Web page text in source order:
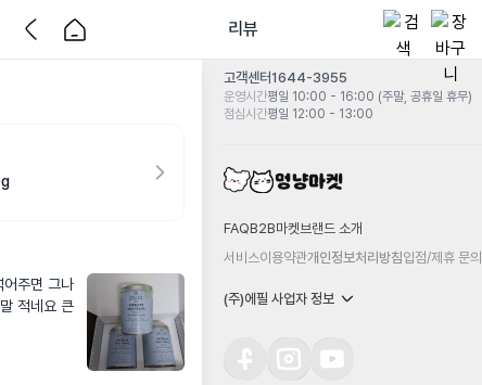
리뷰
주면 그나
적네요 큰
고객센터1644-3955
운영시간평일 10:00 - 16:00 (주말, 공휴일 휴무)
점심시간평일 12:00 - 13:00
FAQB2B마켓 브랜드 소개
서비스이용약관개인정보처리방침입점/제휴 문의
(주)에필 사업자 정보